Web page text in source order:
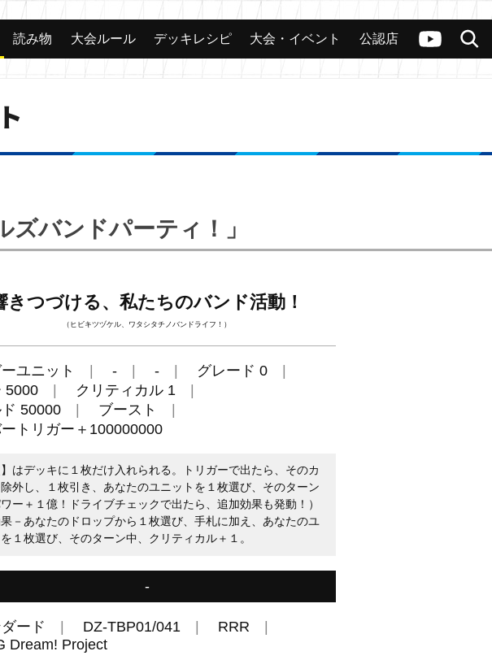
ヴァンガードch
検索
カード 大会 公認店舗 その他
読み物 大会ルール デッキレシピ 大会・イベント 公認店
ズバンドパーティ！」
きつづける、私たちのバンド活動！
（ヒビキツヅケル、ワタシタチノバンドライフ！）
ユニット - -
グレード 0
5000
クリティカル 1
50000
ブースト
トリガー＋100000000
】はデッキに１枚だけ入れられる。トリガーで出たら、そのカ
外し、１枚引き、あなたのユニットを１枚選び、そのターン
ー＋１億！ドライブチェックで出たら、追加効果も発動！）
－あなたのドロップから１枚選び、手札に加え、あなたのユ
１枚選び、そのターン中、クリティカル＋１。
-
ード DZ-TBP01/041
RRR
Dream! Project